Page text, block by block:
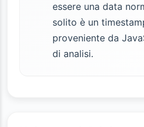
essere una data
solito è un
proveniente da
di analisi.